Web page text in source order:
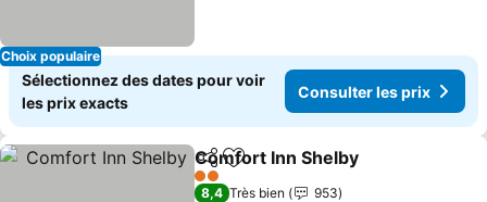
Choix populaire
Sélectionnez des dates pour voir
les prix exacts
Consulter les prix
PartagerAjouter à mes favoris
Comfort Inn Shelby
2 Étoiles
8,4 Très bien
953